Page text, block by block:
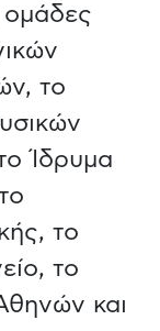
ομάδες
το
Ίδρυμα
το
το
και